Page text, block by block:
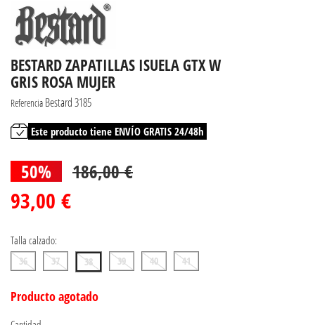
BESTARD ZAPATILLAS ISUELA GTX W
GRIS ROSA MUJER
Referencia Bestard 3185
Este producto tiene ENVÍO GRATIS 24/48h
50% 186,00 €
93,00 €
Talla calzado:
36 37 38 39 40 41
Producto agotado